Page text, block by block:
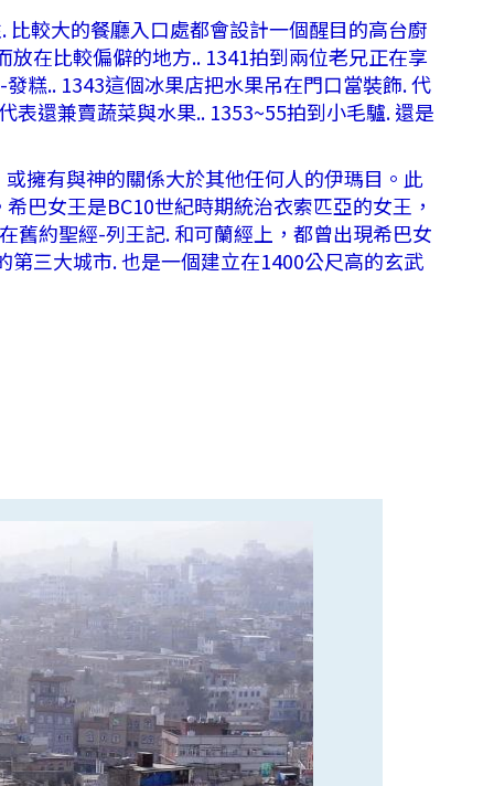
較大的餐廳入口處都會設計一個醒目的高台廚
在比較偏僻的地方.. 1341拍到兩位老兄正在享
糕.. 1343這個冰果店把水果吊在門口當裝飾. 代
表還兼賣蔬菜與水果.. 1353~55拍到小毛驢. 還是
擁有與神的關係大於其他任何人的伊瑪目。此
女王是BC10世紀時期統治衣索匹亞的女王，
舊約聖經-列王記. 和可蘭經上，都曾出現希巴女
三大城市. 也是一個建立在1400公尺高的玄武